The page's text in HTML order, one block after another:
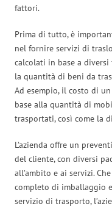
fattori.
Prima di tutto, è
nel fornire servizi di
calcolati in base a
la quantità di beni da
Ad esempio, il costo di
base alla quantità di
trasportati, così come la
L’azienda offre un
del cliente, con diversi
all’ambito e ai servizi.
completo di imballaggio
servizio di trasporto,